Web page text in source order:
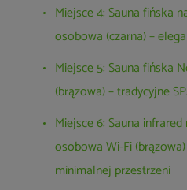
Miejsce 4: Sauna fińska
osobowa (czarna) –
Miejsce 5: Sauna fińska
(brązowa) – tradycyjne
Miejsce 6: Sauna
osobowa Wi-Fi
minimalnej przestrzeni